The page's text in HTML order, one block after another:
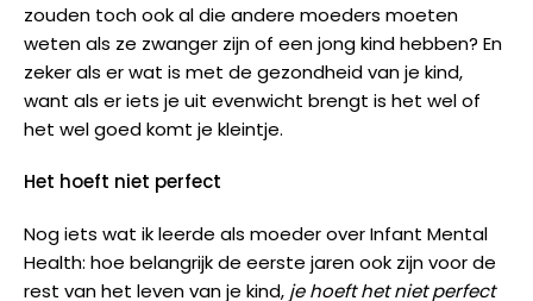
zouden toch ook al die andere moeders moeten
weten als ze zwanger zijn of een jong kind hebben? En
zeker als er wat is met de gezondheid van je kind,
want als er iets je uit evenwicht brengt is het wel of
het wel goed komt je kleintje.
Het hoeft niet perfect
Nog iets wat ik leerde als moeder over Infant Mental
Health: hoe belangrijk de eerste jaren ook zijn voor de
rest van het leven van je kind, je hoeft het niet perfect